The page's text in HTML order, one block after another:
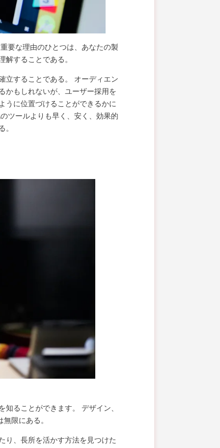
要な理由のひとつは、あなたの製
することである。
立することである。 オーディエン
かもしれないが、ユーザー採用を
うに位置づけることができるかに
ツールよりも早く、安く、効果的
ることができます。 デザイン、
限にある。
り、長所を活かす方法を見つけた